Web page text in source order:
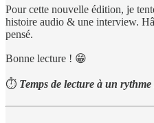
Pour cette nouvelle édition, je
histoire audio & une interview.
pensé.
Bonne lecture ! 😁
⏱ Temps de lecture à un